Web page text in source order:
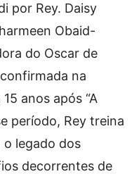
por Rey. Daisy
Obaid-
do Oscar de
na
anos após “A
período, Rey treina
o legado dos
decorrentes de